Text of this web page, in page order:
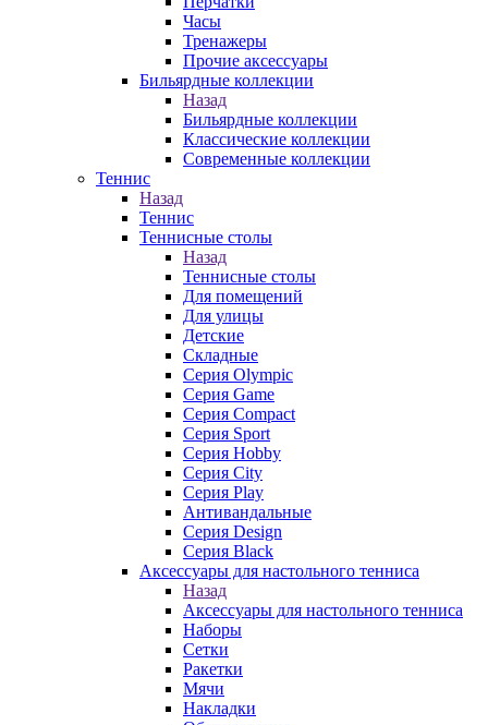
Часы
Тренажеры
Прочие аксессуары
Бильярдные коллекции
Назад
Бильярдные коллекции
Классические коллекции
Современные коллекции
Теннис
Назад
Теннис
Теннисные столы
Назад
Теннисные столы
Для помещений
Для улицы
Детские
Складные
Серия Olympic
Серия Game
Серия Compact
Серия Sport
Серия Hobby
Серия City
Серия Play
Антивандальные
Серия Design
Серия Black
Аксессуары для настольного тенниса
Назад
Аксессуары для настольного тенниса
Наборы
Сетки
Ракетки
Мячи
Накладки